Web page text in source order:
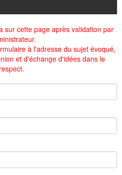
sur cette page après validation par
à l'adresse du sujet évoqué,
et d'échange d'idées dans le
respect.